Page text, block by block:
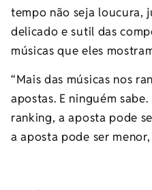
tempo não seja loucura,
delicado e sutil das
músicas que eles
“Mais das músicas nos
apostas. E ninguém
ranking, a aposta pode
a aposta pode ser